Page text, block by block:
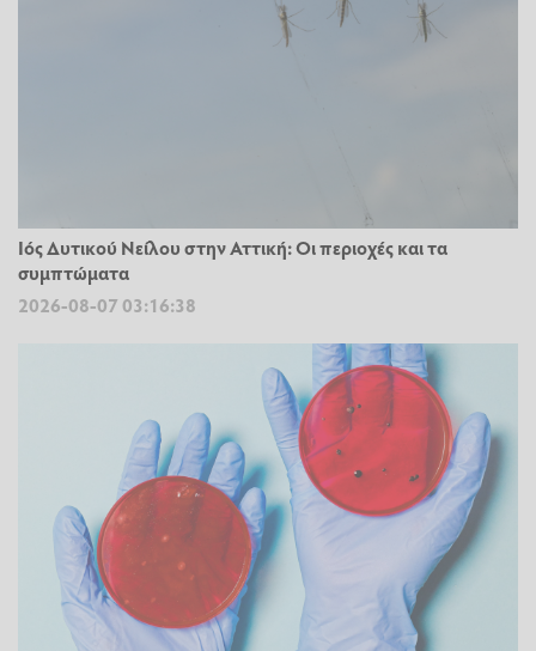
Ιός Δυτικού Νείλου στην Αττική: Οι περιοχές και τα
συμπτώματα
2026-08-07 03:16:38